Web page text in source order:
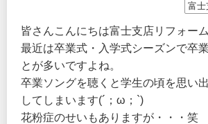
富士
皆さんこんにちは富士支店リフォー
最近は卒業式・入学式シーズンで卒
とが多いですよね。
卒業ソングを聴くと学生の頃を思い
してしまいます(´；ω；`)
花粉症のせいもありますが・・・笑